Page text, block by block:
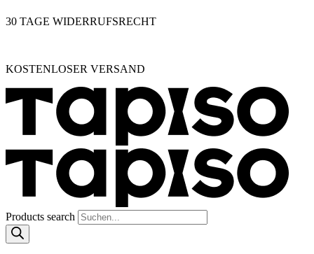
30 TAGE WIDERRUFSRECHT
KOSTENLOSER VERSAND
Products search